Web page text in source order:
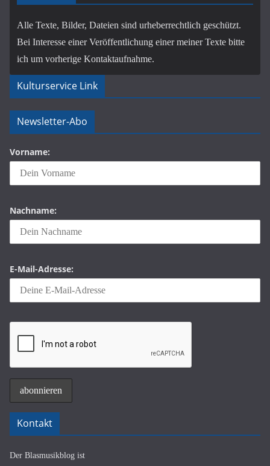
Alle Texte, Bilder, Dateien sind urheberrechtlich geschützt.
Bei Interesse einer Veröffentlichung einer meiner Texte bitte
ich um vorherige Kontaktaufnahme.
Kulturservice Link
Newsletter-Abo
Vorname:
Nachname:
E-Mail-Adresse:
Kontakt
Der Blasmusikblog ist